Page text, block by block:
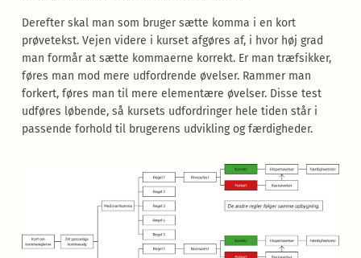
Derefter skal man som bruger sætte komma i en kort
prøvetekst. Vejen videre i kurset afgøres af, i hvor høj grad
man formår at sætte kommaerne korrekt. Er man træfsikker,
føres man mod mere udfordrende øvelser. Rammer man
forkert, føres man til mere elementære øvelser. Disse test
udføres løbende, så kursets udfordringer hele tiden står i
passende forhold til brugerens udvikling og færdigheder.